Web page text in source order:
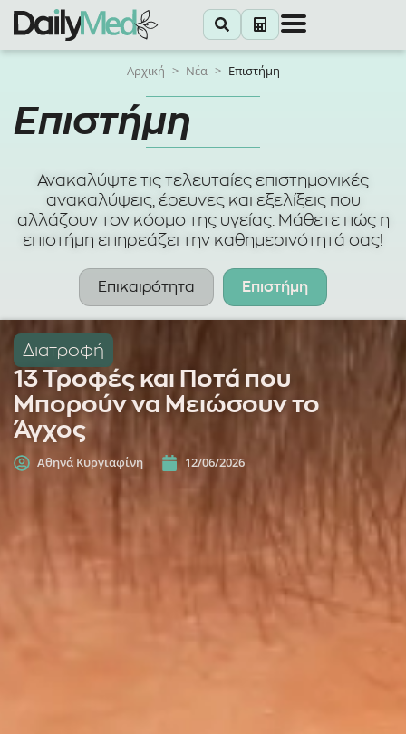
Αρχική > Νέα > Επιστήμη
Επιστήμη
Ανακαλύψτε τις τελευταίες επιστημονικές
ανακαλύψεις, έρευνες και εξελίξεις που
αλλάζουν τον κόσμο της υγείας. Μάθετε πώς η
επιστήμη επηρεάζει την καθημερινότητά σας!
Επικαιρότητα Επιστήμη
Διατροφή
13 Τροφές και Ποτά που
Μπορούν να Μειώσουν το
Άγχος
Αθηνά Κυργιαφίνη 12/06/2026